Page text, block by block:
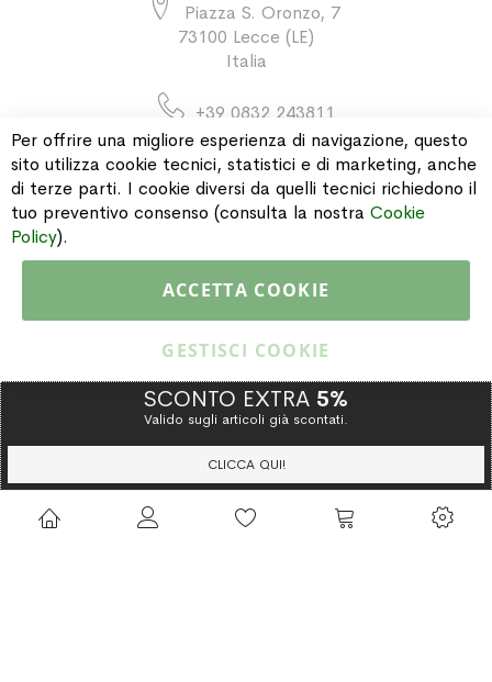
Piazza S. Oronzo, 7
73100 Lecce (LE)
Italia
+39 0832 243811
INFORMAZIONI
Copyright © 2015 Gioielleria Oreste Troso. All rights reserved. P. IVA
IT02064590751
Privacy Policy Cookie Policy
Per offrire una migliore esperienza di navigazione, questo
sito utilizza cookie tecnici, statistici e di marketing, anche
di terze parti. I cookie diversi da quelli tecnici richiedono il
tuo preventivo consenso (consulta la nostra Cookie
Policy).
ACCETTA COOKIE
GESTISCI COOKIE
SCONTO EXTRA 5%
Valido sugli articoli già scontati.
CLICCA QUI!